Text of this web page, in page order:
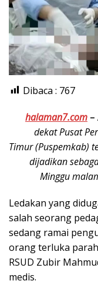
Dibaca : 767
halaman7.com –
dekat Pusat
Timur (Puspemkab)
dijadikan
Minggu
Ledakan yang
salah seorang
sedang ramai
orang terluka
RSUD Zubir
medis.